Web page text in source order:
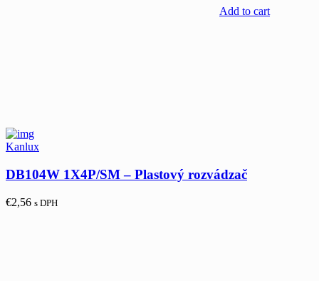
Add to cart
Kanlux
DB104W 1X4P/SM – Plastový rozvádzač
€2,56 s DPH